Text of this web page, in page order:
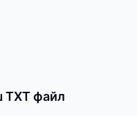
TXT файл